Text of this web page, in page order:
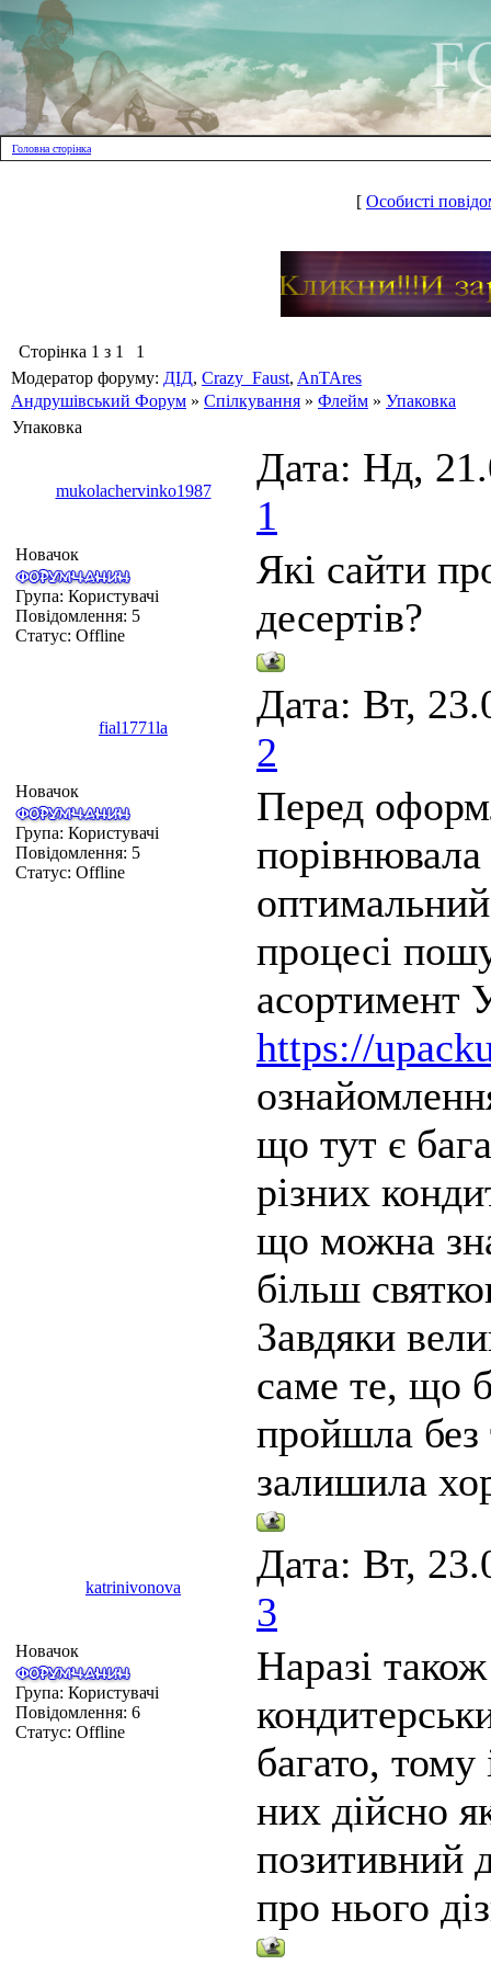
Головна сторінка
[ Особисті
Сторінка 1 з 1
1
Модератор форуму: ДІД, Crazy_Faust, AnTAres
Андрушівський Форум » Спілкування » Флейм » Упаковка
Упаковка
mukolachervinko1987
Дата: Нд,
1
Новачок
Група: Користувачі
Повідомлення: 5
Статус: Offline
Які сайти
десертів?
fial1771la
Дата: Вт,
2
Новачок
Група: Користувачі
Повідомлення: 5
Статус: Offline
Перед
порівнювала
процесі
асортимент
https://
що тут є
різних
що можна
більш
Завдяки
саме те, що
пройшла без
залишила
katrinivonova
Дата: Вт,
3
Новачок
Група: Користувачі
Повідомлення: 6
Статус: Offline
Наразі
багато, тому
них дійсно
позитивний
про нього